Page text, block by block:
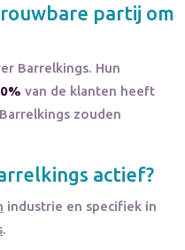
partij om
Barrelkings. Hun
van de klanten heeft
zouden
actief?
industrie en specifiek in
.